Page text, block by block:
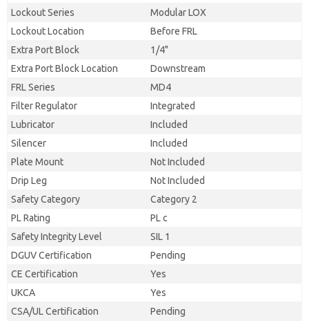
Lockout Series
Modular LOX
Lockout Location
Before FRL
Extra Port Block
1/4"
Extra Port Block Location
Downstream
FRL Series
MD4
Filter Regulator
Integrated
Lubricator
Included
Silencer
Included
Plate Mount
Not Included
Drip Leg
Not Included
Safety Category
Category 2
PL Rating
PL c
Safety Integrity Level
SIL 1
DGUV Certification
Pending
CE Certification
Yes
UKCA
Yes
CSA/UL Certification
Pending